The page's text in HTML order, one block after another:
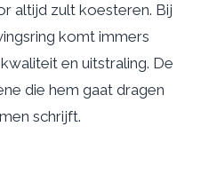
altijd zult koesteren. Bij
komt immers
en uitstraling. De
die hem gaat dragen
schrijft.